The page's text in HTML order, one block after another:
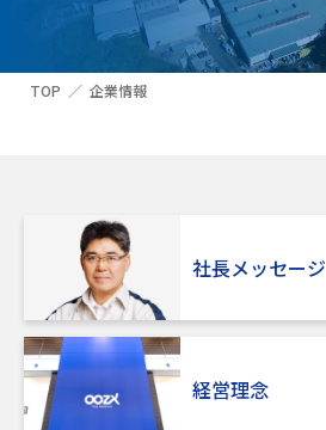
TOP 企業情報
社長メッセージ
経営理念